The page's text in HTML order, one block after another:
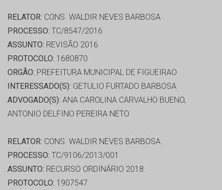
RELATOR: CONS. WALDIR NEVES BARBOSA
PROCESSO: TC/8547/2016
ASSUNTO: REVISÃO 2016
PROTOCOLO: 1680870
ORGÃO: PREFEITURA MUNICIPAL DE FIGUEIRAO
INTERESSADO(S): GETULIO FURTADO BARBOSA
ADVOGADO(S): ANA CAROLINA CARVALHO BUENO,
ANTONIO DELFINO PEREIRA NETO
RELATOR: CONS. WALDIR NEVES BARBOSA
PROCESSO: TC/9106/2013/001
ASSUNTO: RECURSO ORDINÁRIO 2018
PROTOCOLO: 1907547